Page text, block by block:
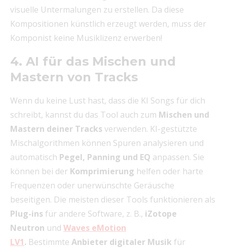
visuelle Untermalungen zu erstellen. Da diese
Kompositionen künstlich erzeugt werden, muss der
Komponist keine Musiklizenz erwerben!
4. AI für das Mischen und
Mastern von Tracks
Wenn du keine Lust hast, dass die KI Songs für dich
schreibt, kannst du das Tool auch zum Mischen und
Mastern deiner Tracks verwenden. KI-gestützte
Mischalgorithmen können Spuren analysieren und
automatisch Pegel, Panning und EQ anpassen. Sie
können bei der Komprimierung helfen oder harte
Frequenzen oder unerwünschte Geräusche
beseitigen. Die meisten dieser Tools funktionieren als
Plug-ins für andere Software, z. B., iZotope
Neutron und Waves eMotion
LV1. Bestimmte Anbieter digitaler Musik für